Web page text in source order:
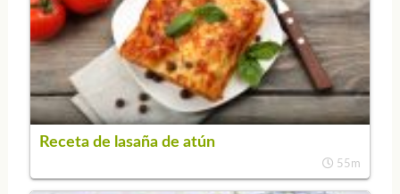
Receta de lasaña de atún
55m